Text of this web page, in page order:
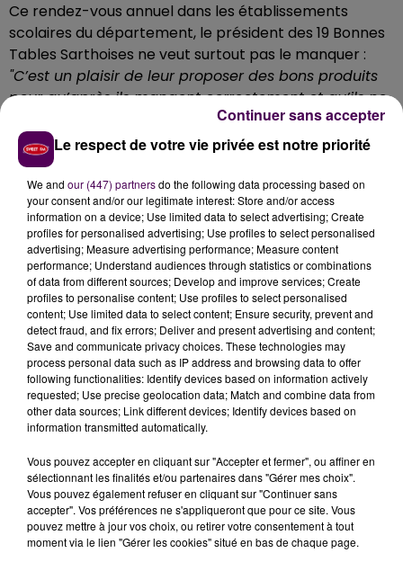
Ce rendez-vous annuel dans les établissements
scolaires du département, le président des 19 Bonnes
Tables Sarthoises ne veut surtout pas le manquer :
"C’est un plaisir de leur proposer des bons produits
pour qu’après ils mangent correctement et qu’ils ne
s’habituent pas -sans vouloir citer de marques- à
des choses mauvaises pour la santé. Cette
opération, c’est aussi pour prouver que la cuisine ça
peut-être à la fois ludique et bon"poursuit Xavier
Frénot. Un pari réussi si on en juge par le succès des
frites de butternut.
Toujours plus de produits locaux au menu
Mais dans cet établissement de La Suze-sur-Sarthe, à
l’instar des autres cantines scolaires des collèges
publics, les cuisiniers habituellement aux fourneaux
n’ont pas attendu la venue de leurs confrères pour
servir des assiettes de meilleure qualité :"Ici, on a
quasiment déjà atteint l’objectif de 70%
d’approvisionnement local fixé en 2021 par le Conseil
départemental. Etant issu de la campagne, c’est un
véritable plaisir de rechercher des produits sarthois
pour composer nos menus du quotidien"se réjouit le
chef Damien Bodereau.
Ecoutez le reportage :
Le respect de votre vie privée est notre priorité
We and our (447) partnersdo the following data processing based on
your consent and/or our legitimate interest: Store and/or access
information on a device; Use limited data to select advertising; Create
profiles for personalised advertising; Use profiles to select personalised
advertising; Measure advertising performance; Measure content
performance; Understand audiences through statistics or combinations
of data from different sources; Develop and improve services; Create
profiles to personalise content; Use profiles to select personalised
content; Use limited data to select content; Ensure security, prevent and
detect fraud, and fix errors; Deliver and present advertising and content;
Save and communicate privacy choices. These technologies may
process personal data such as IP address and browsing data to offer
following functionalities: Identify devices based on information actively
requested; Use precise geolocation data; Match and combine data from
other data sources; Link different devices; Identify devices based on
information transmitted automatically.
Vous pouvez accepter en cliquant sur "Accepter et fermer", ou affiner en
sélectionnant les finalités et/ou partenaires dans "Gérer mes choix".
Vous pouvez également refuser en cliquant sur "Continuer sans
accepter". Vos préférences ne s'appliqueront que pour ce site. Vous
pouvez mettre à jour vos choix, ou retirer votre consentement à tout
moment via le lien "Gérer les cookies" situé en bas de chaque page.
Continuer sans accepter